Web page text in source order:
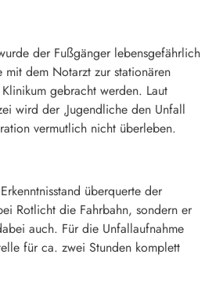
der Fußgänger lebensgefährlich
mit dem Notarzt zur stationären
gebracht werden. Laut
wird der ‚Jugendliche den Unfall
vermutlich nicht überleben.
überquerte der
Rotlicht die Fahrbahn, sondern er
auch. Für die Unfallaufnahme
für ca. zwei Stunden komplett